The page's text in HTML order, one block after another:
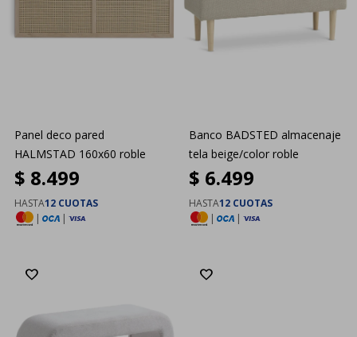
Panel deco pared
HALMSTAD 160x60 roble
$ 8.499
HASTA12 CUOTAS
|
|
Banco BADSTED almacenaje
tela beige/color roble
$ 6.499
HASTA12 CUOTAS
|
|